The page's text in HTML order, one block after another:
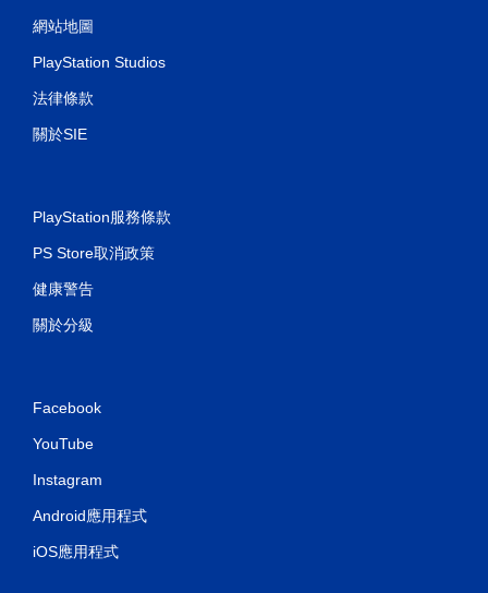
網站地圖
PlayStation Studios
法律條款
關於SIE
PlayStation服務條款
PS Store取消政策
健康警告
關於分級
Facebook
YouTube
Instagram
Android應用程式
iOS應用程式